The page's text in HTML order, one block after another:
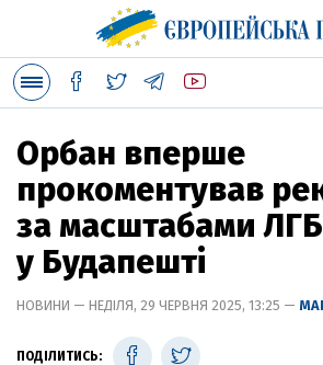
Орбан вперше
прокоментував
за масштабами
у Будапешті
НОВИНИ — НЕДІЛЯ, 29 ЧЕРВНЯ 2025, 13:25 —
ПОДІЛИТИСЬ: